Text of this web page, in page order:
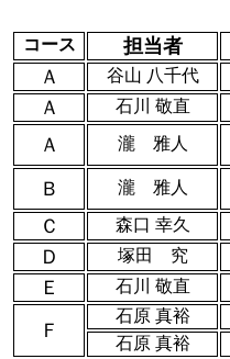
コース 担当者
Ａ
谷山 八千代
Ａ 石川 敬直
Ａ 瀧 雅人
Ｂ 瀧 雅人
Ｃ 森口 幸久
Ｄ 塚田 究
Ｅ 石川 敬直
Ｆ
石原 真裕
石原 真裕